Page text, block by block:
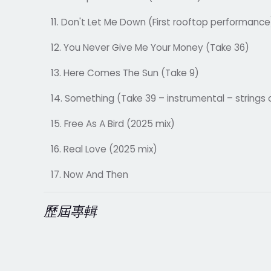
11. Don't Let Me Down (First rooftop
12. You Never Give Me Your Money (Take 36)
13. Here Comes The Sun (Take 9)
14. Something (Take 39 – instrumental – strings
15. Free As A Bird (2025 mix)
16. Real Love (2025 mix)
17. Now And Then
歷屆專輯